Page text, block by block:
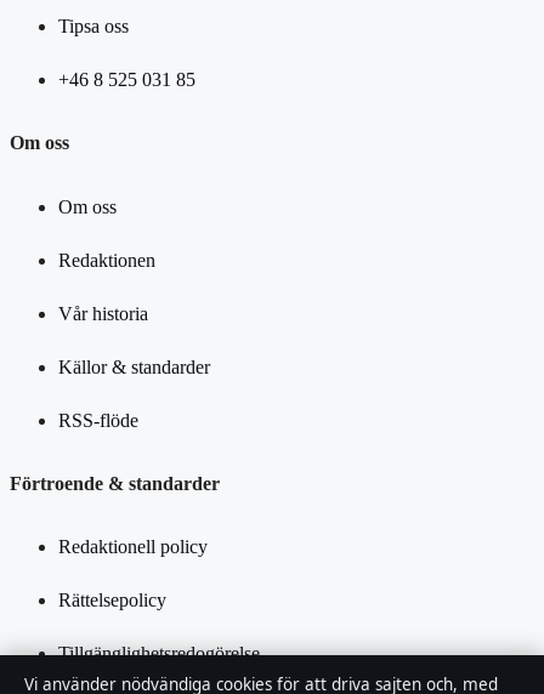
Tipsa oss
+46 8 525 031 85
Om oss
Om oss
Redaktionen
Vår historia
Källor & standarder
RSS-flöde
Förtroende & standarder
Redaktionell policy
Rättelsepolicy
Tillgänglighetsredogörelse
Vi använder nödvändiga cookies för att driva sajten och, med